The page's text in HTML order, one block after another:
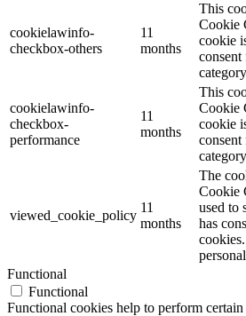
cookielawinfo-
checkbox-others
11
months
This
Cookie
cookie
cookielawinfo-
checkbox-
performance
11
months
This
Cookie
cookie
viewed_cookie_policy
11
months
The
Cookie
used to
has
Functional
Functional
Functional cookies help to perform